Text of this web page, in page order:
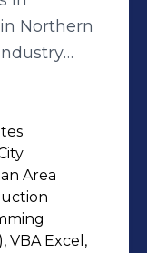
Northern
Area
VBA Excel,